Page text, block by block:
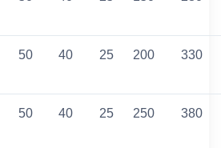
50 40 25 200 330
50 40 25 250 380